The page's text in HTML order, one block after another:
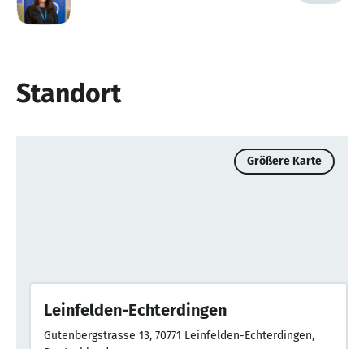
Standort
Größere Karte
Leinfelden-Echterdingen
Gutenbergstrasse 13, 70771 Leinfelden-Echterdingen,